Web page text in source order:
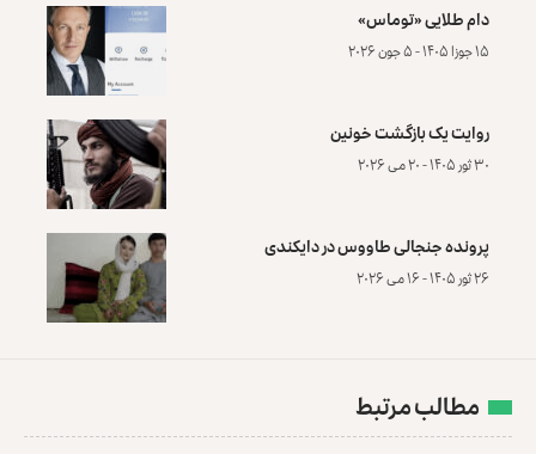
دام طلایی «توماس»
۱۵ جوزا ۱۴۰۵ - ۵ جون ۲۰۲۶
روایت یک بازگشت خونین
۳۰ ثور ۱۴۰۵ - ۲۰ می ۲۰۲۶
پرونده‌ جنجالی طاووس در دایکندی
۲۶ ثور ۱۴۰۵ - ۱۶ می ۲۰۲۶
مطالب مرتبط